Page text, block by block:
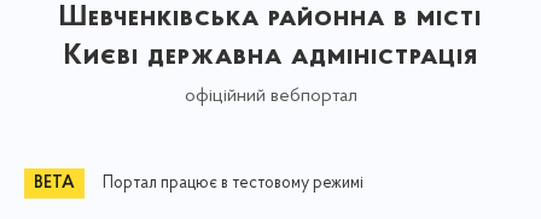
Шевченківська районна в місті
Києві державна адміністрація
офіційний вебпортал
Портал працює в тестовому режимі